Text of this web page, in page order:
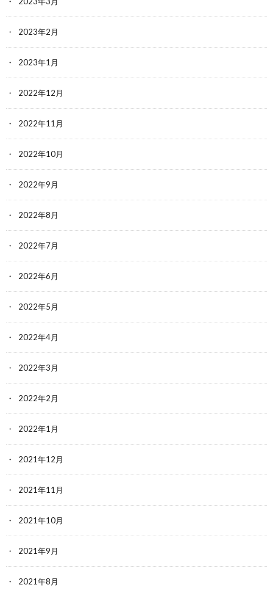
2023年2月
2023年1月
2022年12月
2022年11月
2022年10月
2022年9月
2022年8月
2022年7月
2022年6月
2022年5月
2022年4月
2022年3月
2022年2月
2022年1月
2021年12月
2021年11月
2021年10月
2021年9月
2021年8月